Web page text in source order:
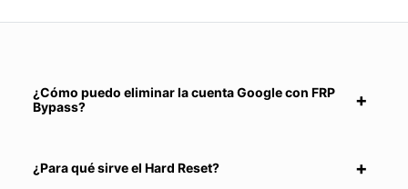
¿Cómo puedo eliminar la cuenta Google con FRP
Bypass?
¿Para qué sirve el Hard Reset?